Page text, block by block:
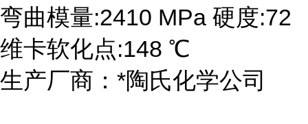
弯曲模量:2410 MPa 硬度:72
维卡软化点:148 ℃
生产厂商：*陶氏化学公司